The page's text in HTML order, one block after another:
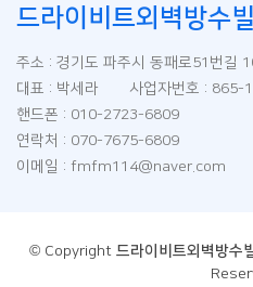
드라이비트외벽방수
주소 : 경기도 파주시 동패로51번길
대표 : 박세라 사업자번호 : 865-
핸드폰 : 010-2723-6809
연락처 : 070-7675-6809
이메일 : fmfm114@naver.com
© Copyright 드라이비트외벽방수